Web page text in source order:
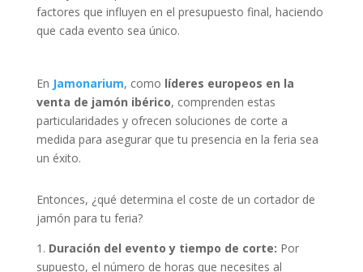
factores que influyen en el presupuesto final, haciendo
que cada evento sea único.
En Jamonarium, como líderes europeos en la
venta de jamón ibérico, comprenden estas
particularidades y ofrecen soluciones de corte a
medida para asegurar que tu presencia en la feria sea
un éxito.
Entonces, ¿qué determina el coste de un cortador de
jamón para tu feria?
1. Duración del evento y tiempo de corte: Por
supuesto, el número de horas que necesites al